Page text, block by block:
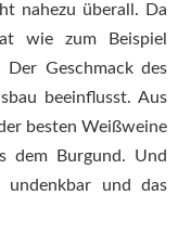
nahezu überall. Da
wie zum Beispiel
Geschmack des
beeinflusst. Aus
besten Weißweine
dem Burgund. Und
undenkbar und das